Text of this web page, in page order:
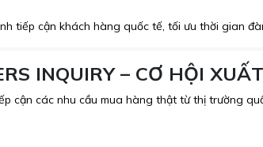
tiếp cận khách hàng quốc tế, tối ưu thời gian
INQUIRY – CƠ HỘI
cận các nhu cầu mua hàng thật từ thị trường